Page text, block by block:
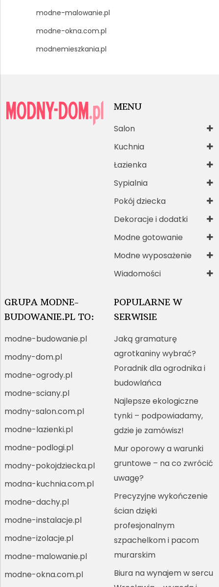
modne-malowanie.pl
modne-okna.com.pl
modnemieszkania.pl
MENU
Salon
Kuchnia
Łazienka
Sypialnia
Pokój dziecka
Dekoracje i dodatki
Modne gotowanie
Modne wyposażenie
Wiadomości
GRUPA MODNE-
BUDOWANIE.PL TO:
modne-budowanie.pl
modny-dom.pl
modne-ogrody.pl
modne-sciany.pl
modny-salon.com.pl
modne-lazienki.pl
modne-podlogi.pl
modny-pokojdziecka.pl
modna-kuchnia.com.pl
modne-dachy.pl
modne-instalacje.pl
modne-izolacje.pl
modne-malowanie.pl
modne-okna.com.pl
POPULARNE W
SERWISIE
Jaką gramaturę
agrotkaniny wybrać?
Poradnik dla ogrodnika i
budowlańca
Najlepsze ekologiczne
tynki – podpowiadamy,
gdzie je zamówisz!
Mur oporowy a warunki
gruntowe – na co zwrócić
uwagę?
Precyzyjne wykończenie
ścian dzięki
profesjonalnym
szpachelkom i pacom
murarskim
Biura na wynajem w sercu